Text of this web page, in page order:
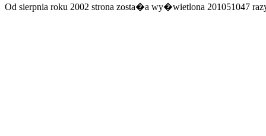
Od sierpnia roku 2002 strona zosta�a wy�wietlona 201051047